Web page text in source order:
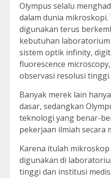
Olympus selalu
dalam dunia
digunakan terus
kebutuhan
sistem optik infinity,
fluorescence
observasi resolusi tinggi.
Banyak merek lain
dasar, sedangkan
teknologi yang benar-
pekerjaan ilmiah secara
Karena itulah
digunakan di
tinggi dan institusi